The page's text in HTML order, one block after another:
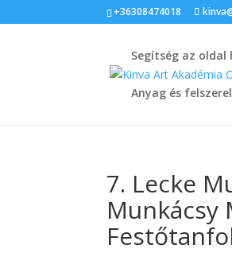
+36308474018
Segítség az
Anyag és
7. Lecke
Munkácsy